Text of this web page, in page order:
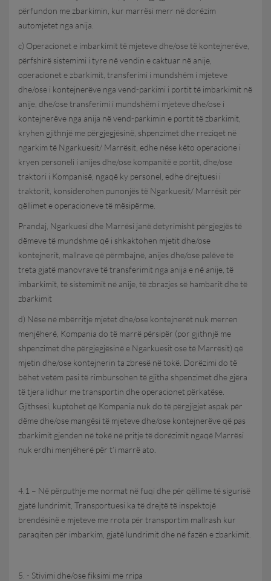
përfundon me zbarkimin, kur marrësi merr në dorëzim
automjetet nga anija.
c) Operacionet e imbarkimit të mjeteve dhe/ose të kontejnerëve,
përfshirë sistemimi i tyre në vendin e caktuar në anije,
operacionet e zbarkimit, transferimi i mundshëm i mjeteve
dhe/ose i kontejnerëve nga vend-parkimi i portit të imbarkimit në
anije, dhe/ose transferimi i mundshëm i mjeteve dhe/ose i
kontejnerëve nga anija në vend-parkimin e portit të zbarkimit,
kryhen gjithnjë me përgjegjësinë, shpenzimet dhe rreziqet në
ngarkim të Ngarkuesit/ Marrësit, edhe nëse këto operacione i
kryen personeli i anijes dhe/ose kompanitë e portit, dhe/ose
traktori i Kompanisë, ngaqë ky personel, edhe drejtuesi i
traktorit, konsiderohen punonjës të Ngarkuesit/ Marrësit për
qëllimet e operacioneve të mësipërme.
Prandaj, Ngarkuesi dhe Marrësi janë detyrimisht përgjegjës të
dëmeve të mundshme që i shkaktohen mjetit dhe/ose
kontejnerit, mallrave që përmbajnë, anijes dhe/ose palëve të
treta gjatë manovrave të transferimit nga anija e në anije, të
imbarkimit, të sistemimit në anije, të zbrazjes së hambarit dhe të
zbarkimit
d) Nëse në mbërritje mjetet dhe/ose kontejnerët nuk merren
menjëherë, Kompania do të marrë përsipër (por gjithnjë me
shpenzimet dhe përgjegjësinë e Ngarkuesit ose të Marrësit) që
mjetin dhe/ose kontejnerin ta zbresë në tokë. Dorëzimi do të
bëhet vetëm pasi të rimbursohen të gjitha shpenzimet dhe gjëra
të tjera lidhur me transportin dhe operacionet përkatëse.
Gjithsesi, kuptohet që Kompania nuk do të përgjigjet aspak për
dëme dhe/ose mangësi të mjeteve dhe/ose kontejnerëve që pas
zbarkimit gjenden në tokë në pritje të dorëzimit ngaqë Marrësi
nuk erdhi menjëherë për t’i marrë ato.
4.1 – Në përputhje me normat në fuqi dhe për qëllime të sigurisë
gjatë lundrimit, Transportuesi ka të drejtë të inspektojë
brendësinë e mjeteve me rrota për transportim mallrash kur
paraqiten për imbarkim, gjatë lundrimit dhe në fazën e zbarkimit.
5. - Stivimi dhe/ose fiksimi me rripa